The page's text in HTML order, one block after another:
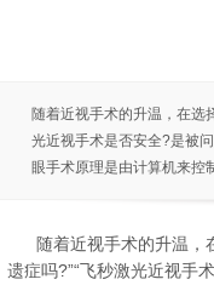
随着近视手术的升温，在选
光近视手术是否安全?是被
眼手术原理是由计算机来控
随着近视手术的升温，
遗症吗?”“飞秒激光近视手